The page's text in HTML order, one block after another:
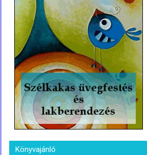
Könyvajánló